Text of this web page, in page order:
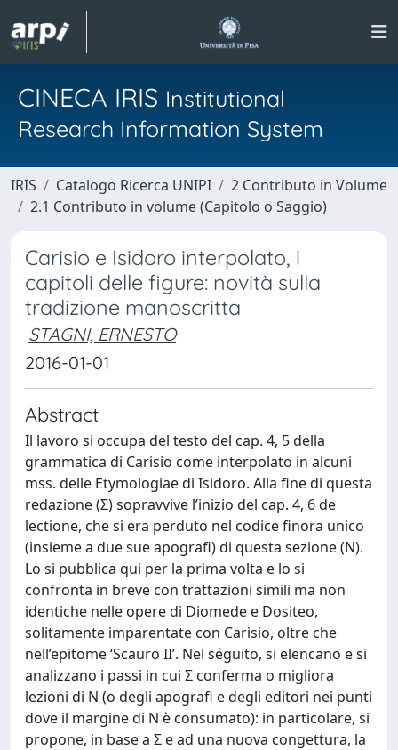
CINECA IRIS Institutional
Research Information System
IRIS Catalogo Ricerca UNIPI
2 Contributo in Volume
2.1 Contributo in volume (Capitolo o Saggio)
Carisio e Isidoro interpolato, i
capitoli delle figure: novità sulla
tradizione manoscritta
STAGNI, ERNESTO
2016-01-01
Abstract
Il lavoro si occupa del testo del cap. 4, 5 della
grammatica di Carisio come interpolato in alcuni
mss. delle Etymologiae di Isidoro. Alla fine di questa
redazione (Σ) sopravvive l’inizio del cap. 4, 6 de
lectione, che si era perduto nel codice finora unico
(insieme a due sue apografi) di questa sezione (N).
Lo si pubblica qui per la prima volta e lo si
confronta in breve con trattazioni simili ma non
identiche nelle opere di Diomede e Dositeo,
solitamente imparentate con Carisio, oltre che
nell’epitome ‘Scauro II’. Nel séguito, si elencano e si
analizzano i passi in cui Σ conferma o migliora
lezioni di N (o degli apografi e degli editori nei punti
dove il margine di N è consumato): in particolare, si
propone, in base a Σ e ad una nuova congettura, la